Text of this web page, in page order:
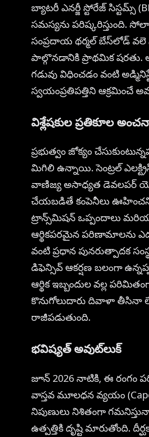
బ్యాటరీ ఎనర్జీ స్టోరేజ్ సిస్టమ్స్
సమస్యను పరిష్కరిస్తుంది.
సంప్రదాయ థర్మల్ బేస్‌లోడ్ వలె
పాల్గొనడానికి ప్రాథమిక షరతు.
గడువు విధించడం వంటి
స్వయంప్రతిపత్తిని ఆక్రమించే
విశ్లేషకుల ప్రతికూల
ప్రభుత్వం జోక్యం
మిగిలి ఉన్నాయి. సెంట్రల్
వాణిజ్య అసాధ్యత డెవలపర్
చేయబడితే కంపెనీలు ఊహించని
ట్రాన్స్‌మిషన్ ఒప్పందాలు
ఆర్థికపరమైన పరిణామాలను
వంటి ప్రధాన పునరుత్పాదక
డిఫెన్సివ్ ఆకర్షణ బలంగా
ఆర్థిక ఇబ్బందుల వల్ల
కొనుగోలుదారు దివాళా తీసినా
రాజీపడుతుంది.
భవిష్యత్ అవుట్‌లుక్
జూన్ 2026 నాటికి, ఈ రంగం
వాస్తవ మూలధన వ్యయం
నిపుణులు నిశితంగా
ఉత్పత్తికి దృష్టి మారుతోంది.